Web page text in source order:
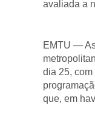
avaliada a
EMTU —
dia 25,
que, em